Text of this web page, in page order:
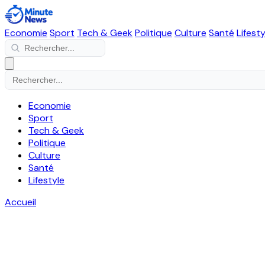
Economie Sport Tech & GeekPolitique Culture Santé
Economie
Sport
Tech & Geek
Politique
Culture
Santé
Lifestyle
Accueil